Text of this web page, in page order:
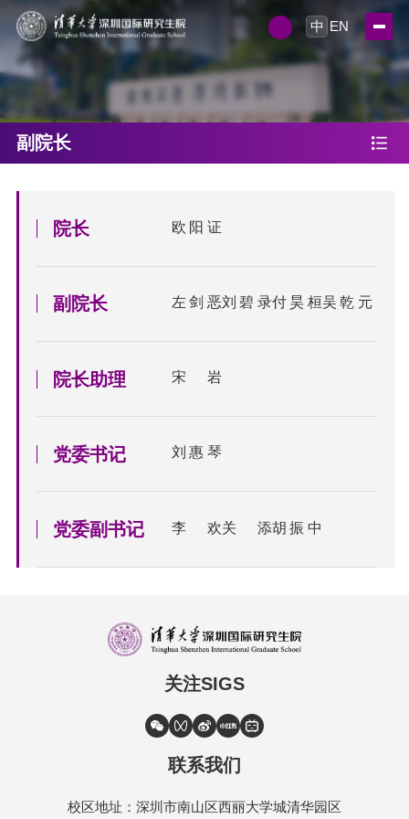
中 EN
副院长
院长 欧阳证
副院长 左剑恶刘碧录付昊桓吴乾元
院长助理 宋岩
党委书记 刘惠琴
党委副书记 李欢关添胡振中
关注SIGS
联系我们
校区地址：深圳市南山区西丽大学城清华园区